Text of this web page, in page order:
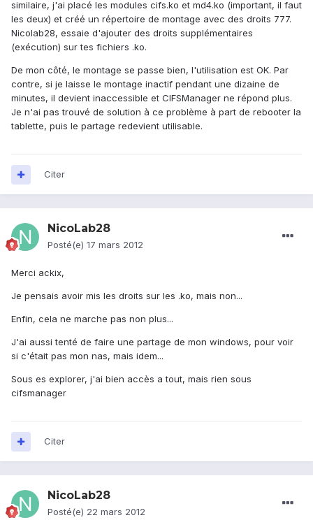
similaire, j'ai placé les modules cifs.ko et md4.ko (important, il faut
les deux) et créé un répertoire de montage avec des droits 777.
Nicolab28, essaie d'ajouter des droits supplémentaires
(exécution) sur tes fichiers .ko.
De mon côté, le montage se passe bien, l'utilisation est OK. Par
contre, si je laisse le montage inactif pendant une dizaine de
minutes, il devient inaccessible et CIFSManager ne répond plus.
Je n'ai pas trouvé de solution à ce problème à part de rebooter la
tablette, puis le partage redevient utilisable.
Citer
NicoLab28
Posté(e) 17 mars 2012
Merci ackix,
Je pensais avoir mis les droits sur les .ko, mais non...
Enfin, cela ne marche pas non plus...
J'ai aussi tenté de faire une partage de mon windows, pour voir
si c'était pas mon nas, mais idem...
Sous es explorer, j'ai bien accès a tout, mais rien sous
cifsmanager
Citer
NicoLab28
Posté(e) 22 mars 2012